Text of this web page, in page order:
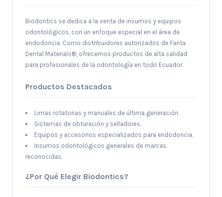
Biodontics se dedica a la venta de insumos y equipos
odontológicos, con un enfoque especial en el área de
endodoncia. Como distribuidores autorizados de Fanta
Dental Materials®, ofrecemos productos de alta calidad
para profesionales de la odontología en todo Ecuador.
Productos Destacados
Limas rotatorias y manuales de última generación.
Sistemas de obturación y selladores.
Equipos y accesorios especializados para endodoncia.
Insumos odontológicos generales de marcas
reconocidas.
¿Por Qué Elegir Biodontics?